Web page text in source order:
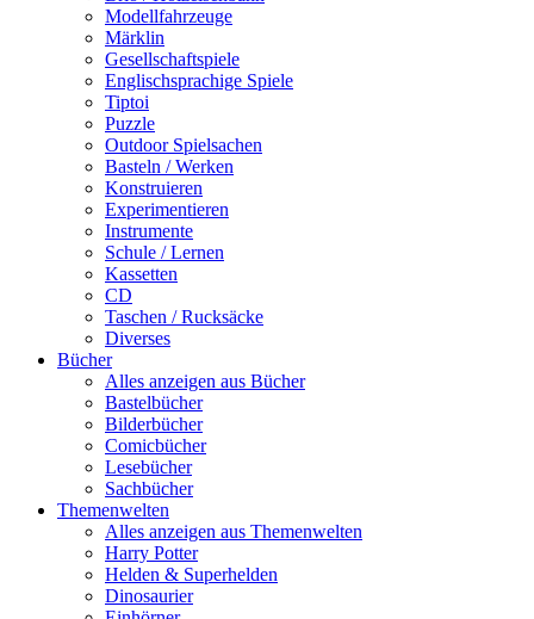
Modellfahrzeuge
Märklin
Gesellschaftspiele
Englischsprachige Spiele
Tiptoi
Puzzle
Outdoor Spielsachen
Basteln / Werken
Konstruieren
Experimentieren
Instrumente
Schule / Lernen
Kassetten
CD
Taschen / Rucksäcke
Diverses
Bücher
Alles anzeigen aus Bücher
Bastelbücher
Bilderbücher
Comicbücher
Lesebücher
Sachbücher
Themenwelten
Alles anzeigen aus Themenwelten
Harry Potter
Helden & Superhelden
Dinosaurier